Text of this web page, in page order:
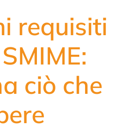
requisiti
ciò che